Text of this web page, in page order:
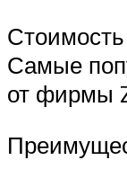
Самые
от фирмы